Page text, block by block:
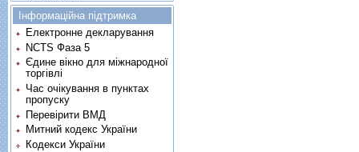
Інформаційна підтримка
Електронне декларування
NCTS Фаза 5
Єдине вікно для міжнародної
торгівлі
Час очікування в пунктах
пропуску
Перевірити ВМД
Митний кодекс України
Кодекси України